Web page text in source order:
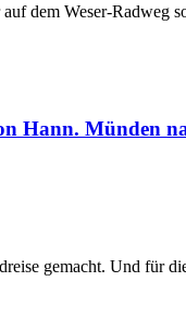
dem Weser-Radweg
Hann. Münden
gemacht. Und für